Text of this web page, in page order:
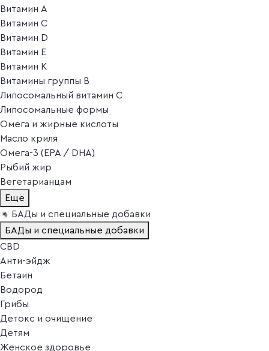
Витамин A
Витамин C
Витамин D
Витамин E
Витамин K
Витамины группы B
Липосомальный витамин C
Липосомальные формы
Омега и жирные кислоты
Масло криля
Омега-3 (EPA / DHA)
Рыбий жир
Вегетарианцам
Ещё
БАДы и специальные добавки
БАДы и специальные добавки
CBD
Анти-эйдж
Бетаин
Водород
Грибы
Детокс и очищение
Детям
Женское здоровье